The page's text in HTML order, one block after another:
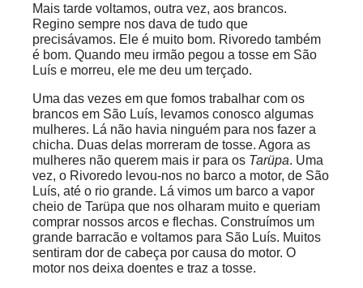
Mais tarde voltamos, outra vez, aos brancos.
Regino sempre nos dava de tudo que
precisávamos. Ele é muito bom. Rivoredo também
é bom. Quando meu irmão pegou a tosse em São
Luís e morreu, ele me deu um terçado.
Uma das vezes em que fomos trabalhar com os
brancos em São Luís, levamos conosco algumas
mulheres. Lá não havia ninguém para nos fazer a
chicha. Duas delas morreram de tosse. Agora as
mulheres não querem mais ir para os Tarüpa. Uma
vez, o Rivoredo levou-nos no barco a motor, de São
Luís, até o rio grande. Lá vimos um barco a vapor
cheio de Tarüpa que nos olharam muito e queriam
comprar nossos arcos e flechas. Construímos um
grande barracão e voltamos para São Luís. Muitos
sentiram dor de cabeça por causa do motor. O
motor nos deixa doentes e traz a tosse.